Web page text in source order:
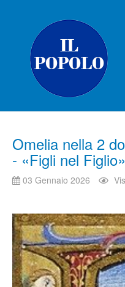
Omelia nella 2
- «Figli nel Figlio»
03 Gennaio 2026